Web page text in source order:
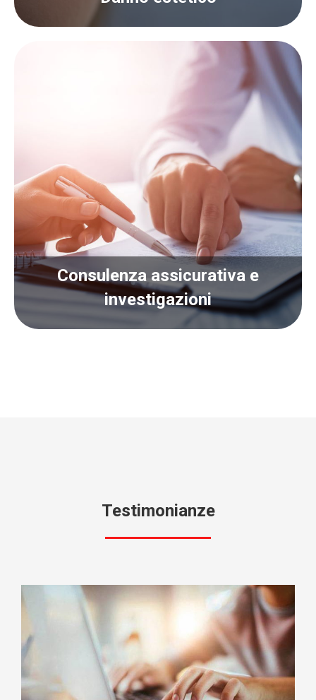
Consulenza assicurativa e
investigazioni
Consulenza assicurativa e
investigazioni
Testimonianze